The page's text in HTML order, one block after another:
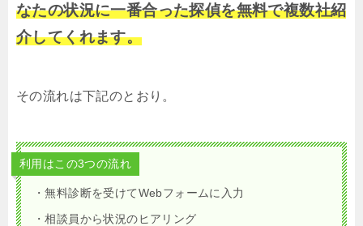
なたの状況に一番合った探偵を無料で複数社紹
介してくれます。
その流れは下記のとおり。
利用はこの3つの流れ
・無料診断を受けてWebフォームに入力
・相談員から状況のヒアリング